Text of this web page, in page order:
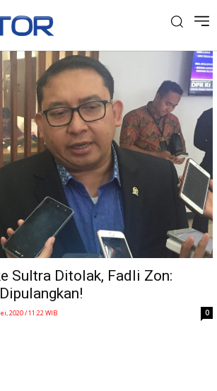
Sultra Ditolak, Fadli Zon:
2020 / 11:22 WIB 0